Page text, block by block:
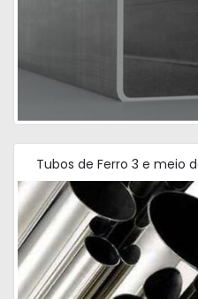
Tubos de Ferro 3 e meio